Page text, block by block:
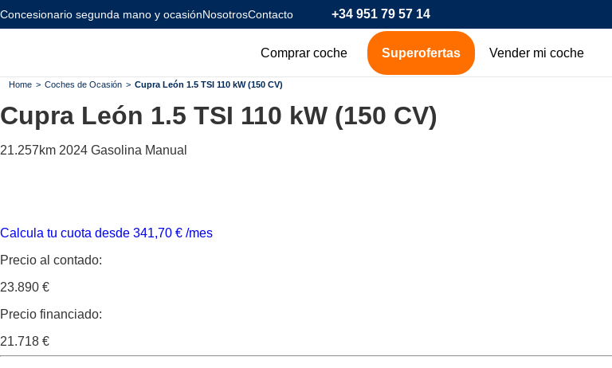
Concesionario segunda mano y ocasiónNosotrosContacto +34 951 79 57 14
Comprar coche
Todos los coches de ocasión
Coches Km0
Superofertas Vender mi coche
Home > Coches de Ocasión > Cupra León 1.5 TSI 110 kW (150 CV)
Cupra León 1.5 TSI 110 kW (150 CV)
21.257km 2024 Gasolina Manual
Calcula tu cuota desde 341,70 € /mes
Precio al contado:
23.890 €
Precio financiado:
21.718 €